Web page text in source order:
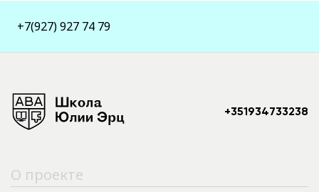
+7(927) 927 74 79
+351934733238
О проекте